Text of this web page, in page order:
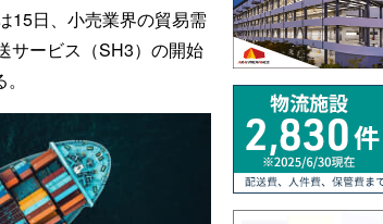
15日、小売業界の貿易需
サービス（SH3）の開始